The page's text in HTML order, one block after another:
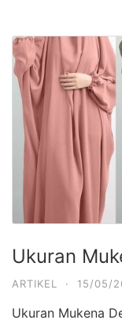
Ukuran
ARTIKEL · 15/05/
Ukuran Mukena